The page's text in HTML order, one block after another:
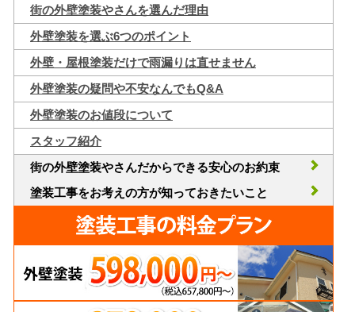
街の外壁塗装やさんを選んだ理由
外壁塗装を選ぶ6つのポイント
外壁・屋根塗装だけで雨漏りは直せません
外壁塗装の疑問や不安なんでもQ&A
外壁塗装のお値段について
スタッフ紹介
街の外壁塗装やさんだからできる安心のお約束
塗装工事をお考えの方が知っておきたいこと